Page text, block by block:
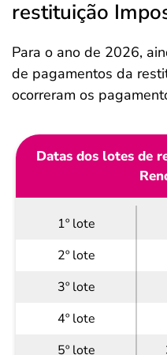
restituição
Para o ano de 2026,
de pagamentos da
ocorreram os
Datas dos lotes de
1º lote
2º lote
3º lote
4º lote
5º lote